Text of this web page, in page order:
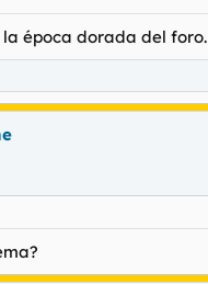
época dorada del foro.